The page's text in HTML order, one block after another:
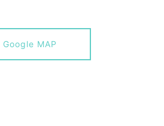
Google MAP